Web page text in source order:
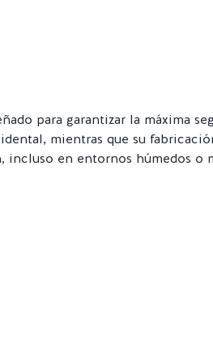
para garantizar la máxima
mientras que su
incluso en entornos húmedos o